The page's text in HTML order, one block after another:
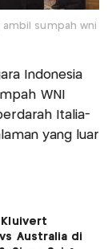
ambil sumpah wni
Indonesia
WNI
Italia-
yang luar
Australia di